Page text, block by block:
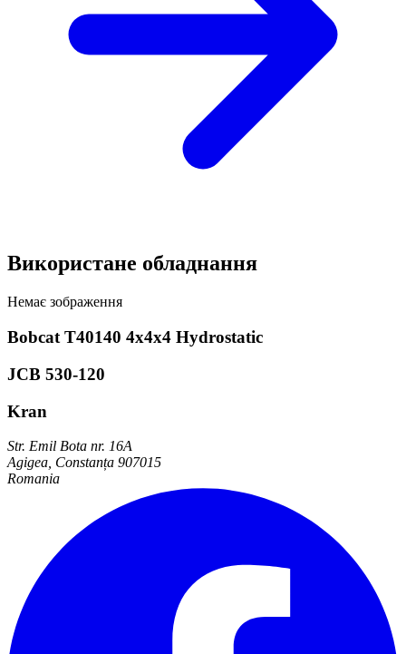
Використане обладнання
Немає зображення
Bobcat T40140 4x4x4 Hydrostatic
JCB 530-120
Kran
Str. Emil Bota nr. 16A
Agigea, Constanța 907015
Romania